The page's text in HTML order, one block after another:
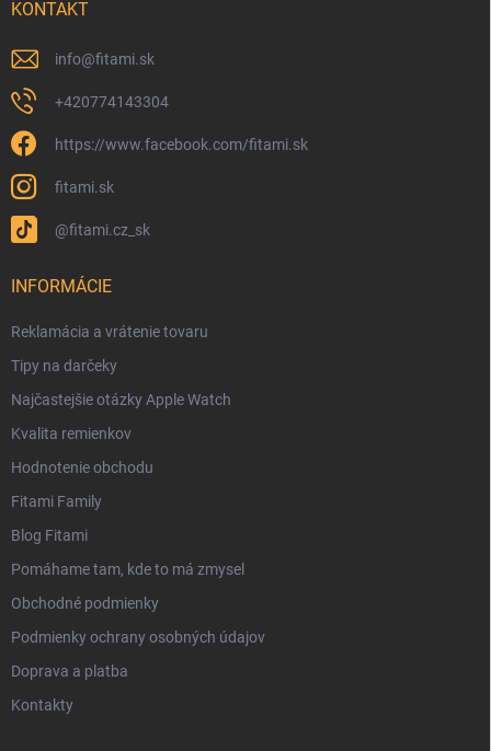
KONTAKT
info@fitami.sk
+420774143304
https://www.facebook.com/fitami.sk
fitami.sk
@fitami.cz_sk
INFORMÁCIE
Reklamácia a vrátenie tovaru
Tipy na darčeky
Najčastejšie otázky Apple Watch
Kvalita remienkov
Hodnotenie obchodu
Fitami Family
Blog Fitami
Pomáhame tam, kde to má zmysel
Obchodné podmienky
Podmienky ochrany osobných údajov
Doprava a platba
Kontakty